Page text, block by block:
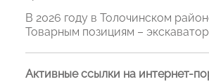
В 2026 году в Толочинском
Товарным позициям –
Активные ссылки на интернет-